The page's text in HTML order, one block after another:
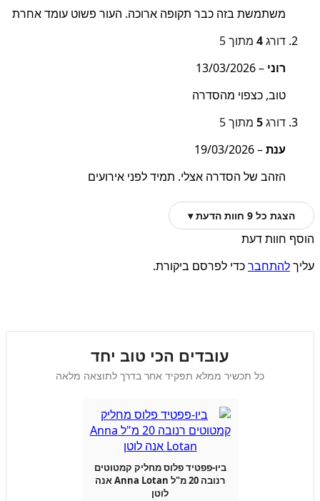
משתמשת בזה כבר תקופה ארוכה. העור פשוט עומד אחרת
דורג4 מתוך 5
רוני –
13/03/2026
טוב, כצפוי מהסדרה
דורג5 מתוך 5
ענת–
19/03/2026
הזהב של הסדרה אצלי. תמיד לפני אירועים
הצגת כל 9 חוות הדעת ▾
הוסף חוות דעת
עליךלהתחברכדי לפרסם ביקורת.
עובדים הכי טוב יחד
כל תכשיר ממלא תפקיד אחר בדרך לתוצאה מלאה
ביו-פפטיד פלוס מחליק קמטוטים
רנובה 20 מ"ל Anna Lotan אנה
לוטן